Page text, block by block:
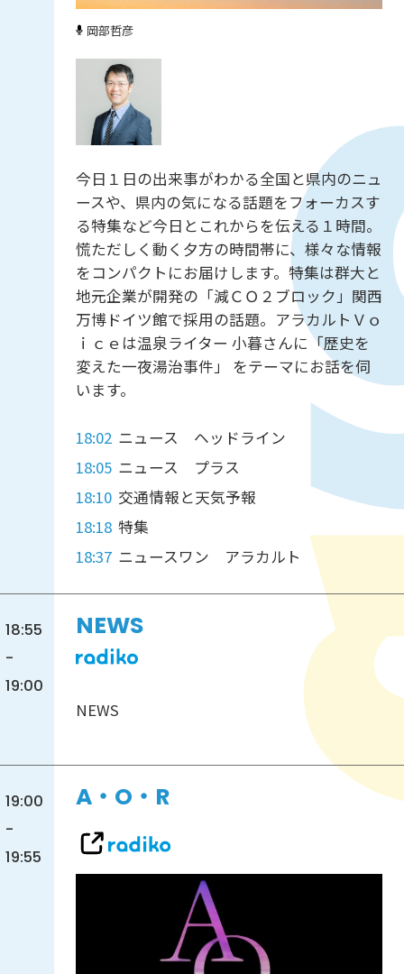
岡部哲彦
今日１日の出来事がわかる全国と県内のニュ
ースや、県内の気になる話題をフォーカスす
る特集など今日とこれからを伝える１時間。
慌ただしく動く夕方の時間帯に、様々な情報
をコンパクトにお届けします。特集は群大と
地元企業が開発の「減ＣＯ２ブロック」関西
万博ドイツ館で採用の話題。アラカルトＶｏ
ｉｃｅは温泉ライター 小暮さんに「歴史を
変えた一夜湯治事件」 をテーマにお話を伺
います。
18:02 ニュース ヘッドライン
18:05 ニュース プラス
18:10 交通情報と天気予報
18:18 特集
18:37 ニュースワン アラカルト
18:55
-
19:00
NEWS
NEWS
19:00
-
19:55
A・O・R